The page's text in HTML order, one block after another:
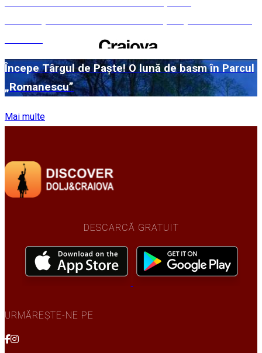
Începe Târgul de Paște! O lună de basm în Parcul
„Romanescu”
Mai multe
DESCARCĂ GRATUIT
URMĂREȘTE-NE PE